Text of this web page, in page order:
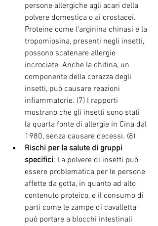
persone allergiche agli acari della
polvere domestica o ai crostacei.
Proteine come l'arginina chinasi e la
tropomiosina, presenti negli insetti,
possono scatenare allergie
incrociate. Anche la chitina, un
componente della corazza degli
insetti, può causare reazioni
infiammatorie. (7) I rapporti
mostrano che gli insetti sono stati
la quarta fonte di allergie in Cina dal
1980, senza causare decessi. (8)
Rischi per la salute di gruppi
specifici: La polvere di insetti può
essere problematica per le persone
affette da gotta, in quanto ad alto
contenuto proteico, e il consumo di
parti come le zampe di cavalletta
può portare a blocchi intestinali